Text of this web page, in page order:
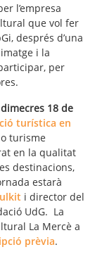
l’empresa
que vol fer
després d’una
i la
per
dimecres 18 de
turística en
turisme
en la qualitat
destinacions,
estarà
i director del
UdG. La
La Mercè a
prèvia.